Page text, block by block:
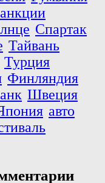
Спартак
Тайвань
Турция
Финляндия
Швеция
авто